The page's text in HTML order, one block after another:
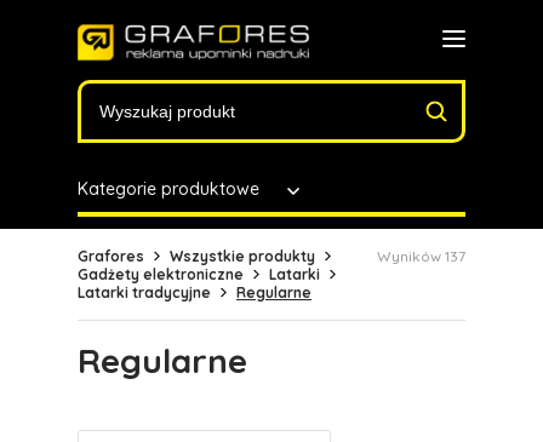
Kategorie produktowe
Grafores
Wszystkie produkty
Gadżety elektroniczne
Latarki
Latarki tradycyjne
Regularne
Wyników 137
Regularne